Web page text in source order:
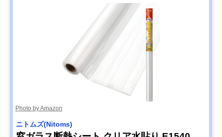
Photo by Amazon
ニトムズ(Nitoms)